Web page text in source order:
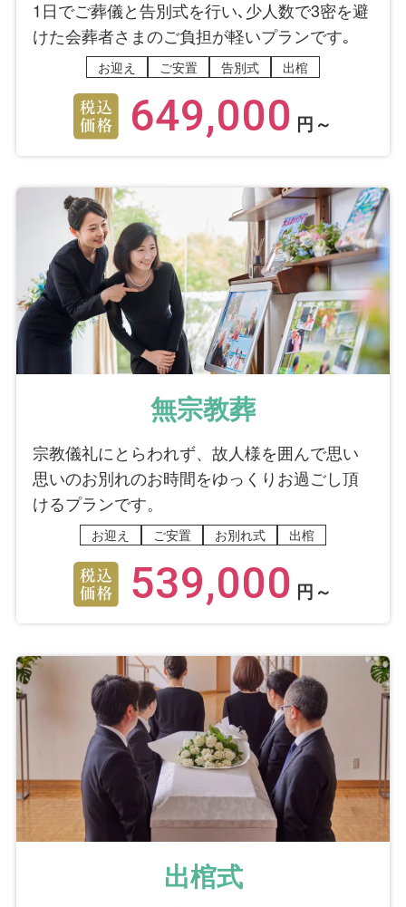
1日でご葬儀と告別式を行い､少人数で3密を避
けた会葬者さまのご負担が軽いプランです｡
お迎え ご安置 告別式 出棺
649,000 円～
無宗教葬
宗教儀礼にとらわれず、故人様を囲んで思い
思いのお別れのお時間をゆっくりお過ごし頂
けるプランです。
お迎え ご安置 お別れ式 出棺
539,000 円～
出棺式